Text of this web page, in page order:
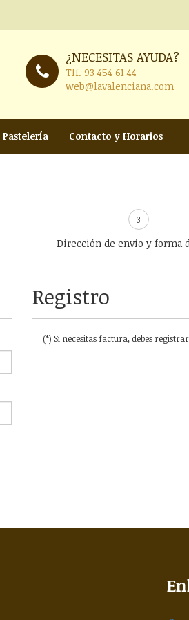
¿NECESITAS AYUDA?
Tlf. 93 454 61 44
web@lavalenciana.com
Pastelería Contacto y Horarios
3
Dirección de envío y forma
Registro
(*) Si necesitas factura, debes